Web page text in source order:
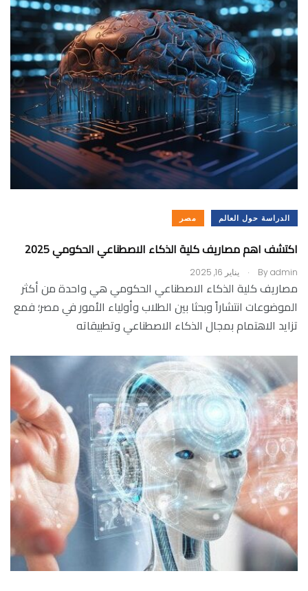
الدراسة حول العالم مصر
اكتشف اهم مصاريف كلية الذكاء الاصطناعي الحكومي 2025
By admin
. يناير 16, 2025
مصاريف كلية الذكاء الاصطناعي الحكومي هي واحدة من أكثر
الموضوعات انتشاراً وبحثا بين الطلاب وأولياء الأمور في مصر؛ فمع
تزايد الاهتمام بمجال الذكاء الاصطناعي وتطبيقاته